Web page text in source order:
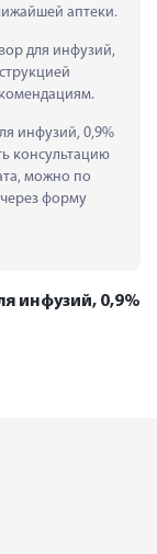
аптеки.
для инфузий,
инфузий, 0,9%
консультацию
можно по
форму
инфузий, 0,9%